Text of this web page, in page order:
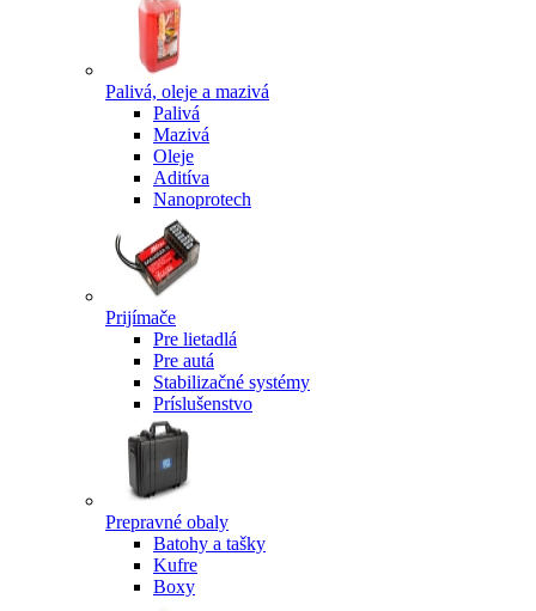
Palivá, oleje a mazivá
Palivá
Mazivá
Oleje
Aditíva
Nanoprotech
Prijímače
Pre lietadlá
Pre autá
Stabilizačné systémy
Príslušenstvo
Prepravné obaly
Batohy a tašky
Kufre
Boxy